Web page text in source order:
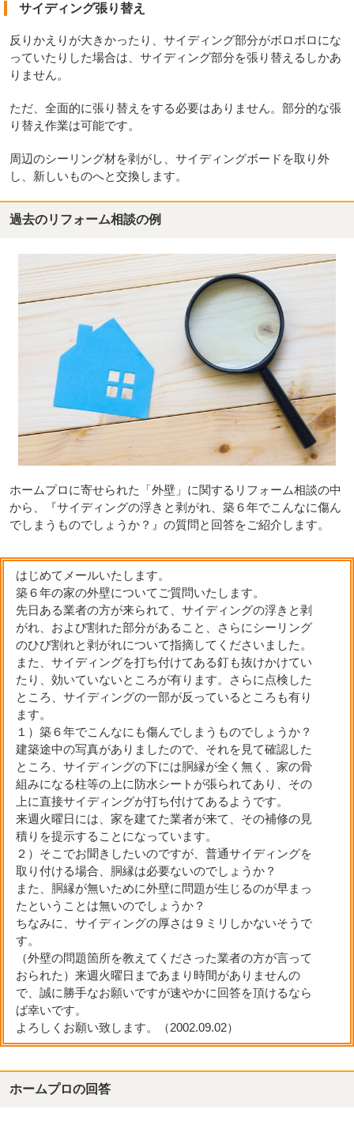
サイディング張り替え
反りかえりが大きかったり、サイディング部分がボロボロにな
っていたりした場合は、サイディング部分を張り替えるしかあ
りません。
ただ、全面的に張り替えをする必要はありません。部分的な張
り替え作業は可能です。
周辺のシーリング材を剥がし、サイディングボードを取り外
し、新しいものへと交換します。
過去のリフォーム相談の例
ホームプロに寄せられた「外壁」に関するリフォーム相談の中
から、『サイディングの浮きと剥がれ、築６年でこんなに傷ん
でしまうものでしょうか？』の質問と回答をご紹介します。
はじめてメールいたします。
築６年の家の外壁についてご質問いたします。
先日ある業者の方が来られて、サイディングの浮きと剥
がれ、および割れた部分があること、さらにシーリング
のひび割れと剥がれについて指摘してくださいました。
また、サイディングを打ち付けてある釘も抜けかけてい
たり、効いていないところが有ります。さらに点検した
ところ、サイディングの一部が反っているところも有り
ます。
１）築６年でこんなにも傷んでしまうものでしょうか？
建築途中の写真がありましたので、それを見て確認した
ところ、サイディングの下には胴縁が全く無く、家の骨
組みになる柱等の上に防水シートが張られてあり、その
上に直接サイディングが打ち付けてあるようです。
来週火曜日には、家を建てた業者が来て、その補修の見
積りを提示することになっています。
２）そこでお聞きしたいのですが、普通サイディングを
取り付ける場合、胴縁は必要ないのでしょうか？
また、胴縁が無いために外壁に問題が生じるのが早まっ
たということは無いのでしょうか？
ちなみに、サイディングの厚さは９ミリしかないそうで
す。
（外壁の問題箇所を教えてくださった業者の方が言って
おられた）来週火曜日まであまり時間がありませんの
で、誠に勝手なお願いですが速やかに回答を頂けるなら
ば幸いです。
よろしくお願い致します。（2002.09.02）
ホームプロの回答